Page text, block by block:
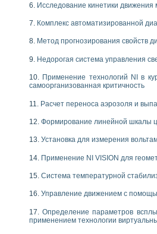
Исследование кинетики
Комплекс автоматизированной
Метод прогнозирования свойств
Недорогая система управления
Применение технологий NI в
самоорганизованная критичность
Расчет переноса аэрозоля и
Формирование линейной шкалы
Установка для измерения
Применение NI VISION для
Система температурной
Управление движением с
Определение параметров
применением технологии